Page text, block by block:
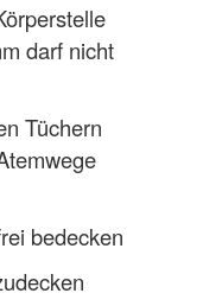
darf nicht
Tüchern
bedecken